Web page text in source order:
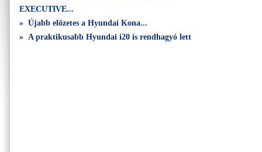
EXECUTIVE...
» Újabb előzetes a Hyundai Kona...
» A praktikusabb Hyundai i20 is rendhagyó lett